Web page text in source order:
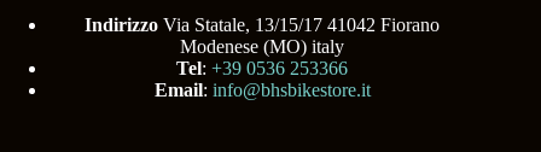
Indirizzo Via Statale, 13/15/17 41042 Fiorano
Modenese (MO) italy
Tel:+39 0536 253366
Email: info@bhsbikestore.it